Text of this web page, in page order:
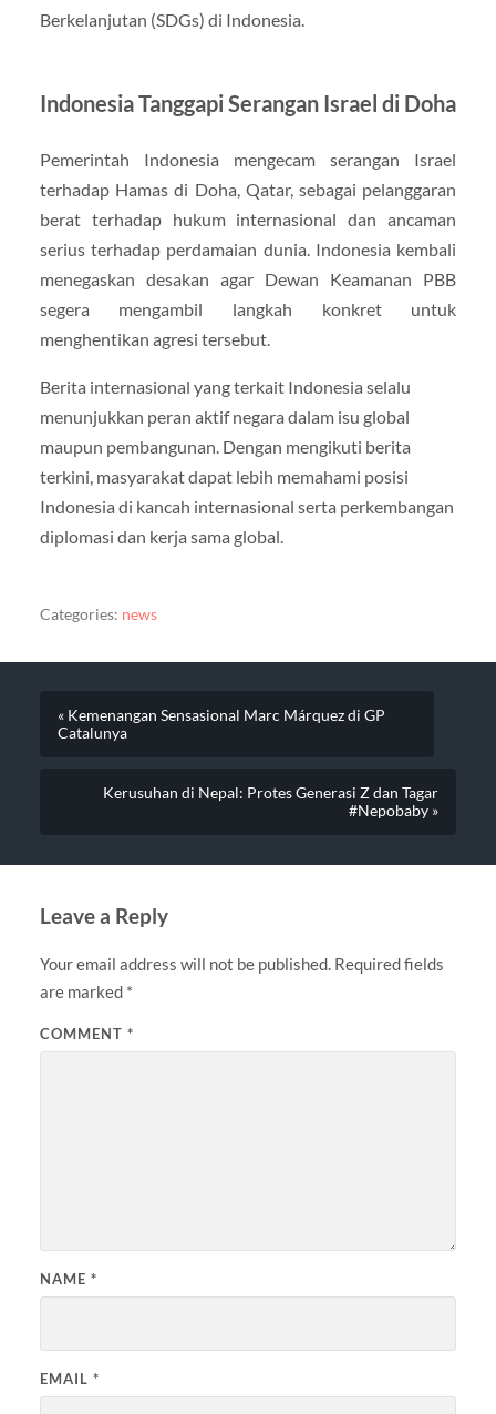
Berkelanjutan (SDGs) di Indonesia.
Indonesia Tanggapi Serangan Israel di Doha
Pemerintah Indonesia mengecam serangan Israel
terhadap Hamas di Doha, Qatar, sebagai pelanggaran
berat terhadap hukum internasional dan ancaman
serius terhadap perdamaian dunia. Indonesia kembali
menegaskan desakan agar Dewan Keamanan PBB
segera mengambil langkah konkret untuk
menghentikan agresi tersebut.
Berita internasional yang terkait Indonesia selalu
menunjukkan peran aktif negara dalam isu global
maupun pembangunan. Dengan mengikuti berita
terkini, masyarakat dapat lebih memahami posisi
Indonesia di kancah internasional serta perkembangan
diplomasi dan kerja sama global.
Categories: news
« Kemenangan Sensasional Marc Márquez di GP
Catalunya
Kerusuhan di Nepal: Protes Generasi Z dan Tagar
#Nepobaby »
Leave a Reply
Your email address will not be published. Required fields
are marked *
COMMENT *
NAME *
EMAIL *